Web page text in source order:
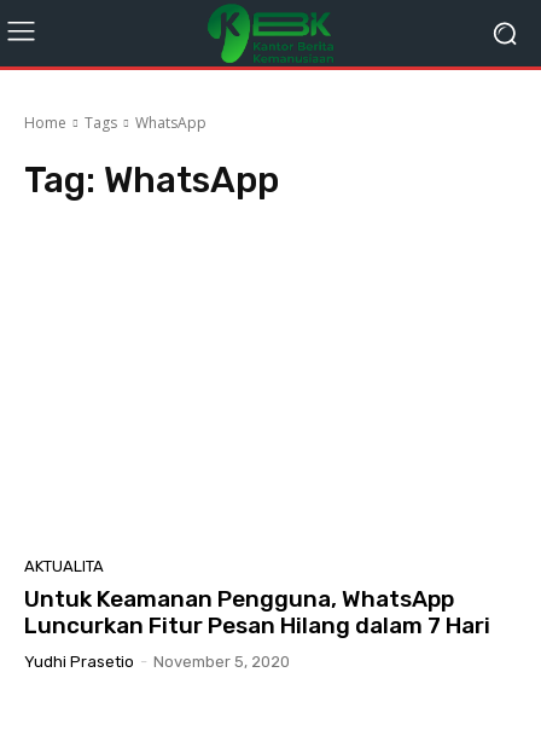
Home Tags WhatsApp
Tag: WhatsApp
AKTUALITA
Untuk Keamanan Pengguna, WhatsApp
Luncurkan Fitur Pesan Hilang dalam 7 Hari
Yudhi Prasetio - November 5, 2020